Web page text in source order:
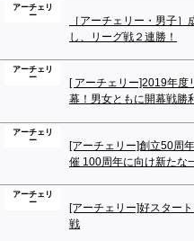
アーチェリ
ー
［アーチェリー・男子］
し、リーグ戦２連勝！
アーチェリ
ー
[ アーチェリー]2019年度
幕！男女ともに開幕戦勝
アーチェリ
ー
[アーチェリー]創立50周
催 100周年に向け新たな
アーチェリ
ー
[アーチェリー]好スター
戦